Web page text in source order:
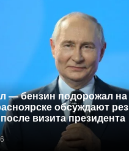
— бензин подорожал на
обсуждают
визита президента